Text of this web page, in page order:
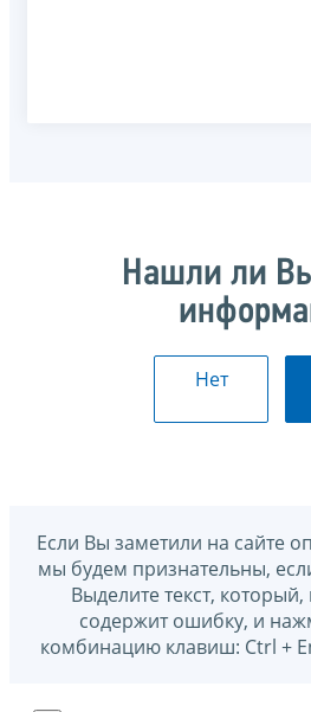
Нашли ли
Нет
Если Вы заметили на сайте
мы будем признательны,
Выделите текст,
содержит ошибку, и
комбинацию клавиш: Ctrl +